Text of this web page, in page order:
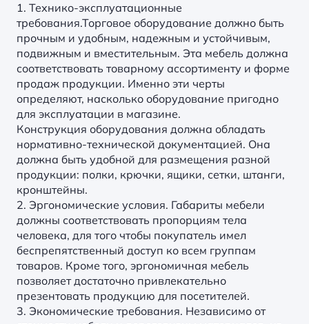
1. Технико-эксплуатационные
требования.Торговое оборудование должно быть
прочным и удобным, надежным и устойчивым,
подвижным и вместительным. Эта мебель должна
соответствовать товарному ассортименту и форме
продаж продукции. Именно эти черты
определяют, насколько оборудование пригодно
для эксплуатации в магазине.
Конструкция оборудования должна обладать
нормативно-технической документацией. Она
должна быть удобной для размещения разной
продукции: полки, крючки, ящики, сетки, штанги,
кронштейны.
2. Эргономические условия. Габариты мебели
должны соответствовать пропорциям тела
человека, для того чтобы покупатель имел
беспрепятственный доступ ко всем группам
товаров. Кроме того, эргономичная мебель
позволяет достаточно привлекательно
презентовать продукцию для посетителей.
3. Экономические требования. Независимо от